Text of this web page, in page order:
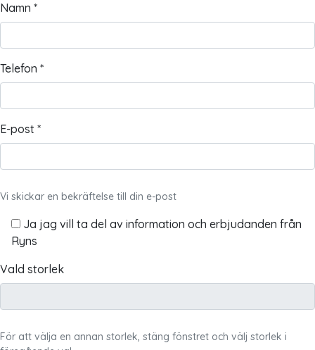
Namn *
Telefon *
E-post *
Vi skickar en bekräftelse till din e-post
Ja jag vill ta del av information och erbjudanden från
Ryns
Vald storlek
För att välja en annan storlek, stäng fönstret och välj storlek i